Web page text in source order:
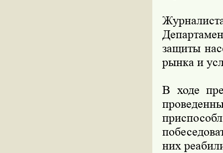
защиты
рынка и
В ходе
них